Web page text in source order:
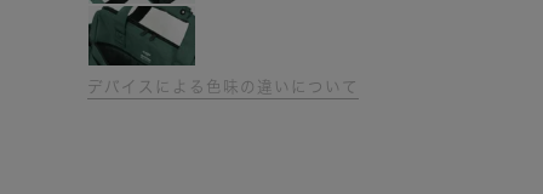
デバイスによる色味の違いについて